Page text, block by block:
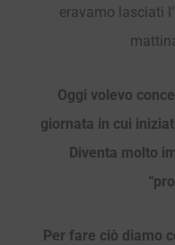
eravamo lasciati
Oggi volevo
giornata in cui
Diventa molto
Per fare ciò diamo